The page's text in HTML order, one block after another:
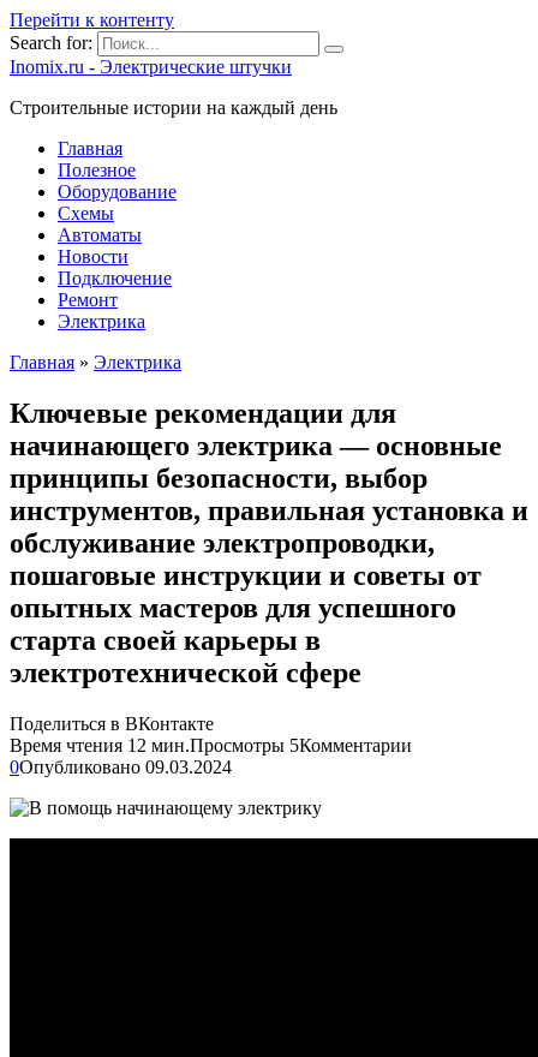
Перейти к контенту
Search for:
Inomix.ru - Электрические штучки
Cтроительные истории на каждый день
Главная
Полезное
Оборудование
Схемы
Автоматы
Новости
Подключение
Ремонт
Электрика
Главная » Электрика
Ключевые рекомендации для
начинающего электрика — основные
принципы безопасности, выбор
инструментов, правильная установка и
обслуживание электропроводки,
пошаговые инструкции и советы от
опытных мастеров для успешного
старта своей карьеры в
электротехнической сфере
Поделиться в ВКонтакте
Время чтения 12 мин.Просмотры 5Комментарии
0Опубликовано 09.03.2024